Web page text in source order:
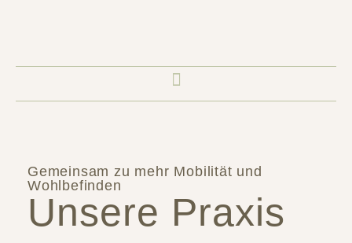
Gemeinsam zu mehr Mobilität und
Wohlbefinden​
Unsere Praxis